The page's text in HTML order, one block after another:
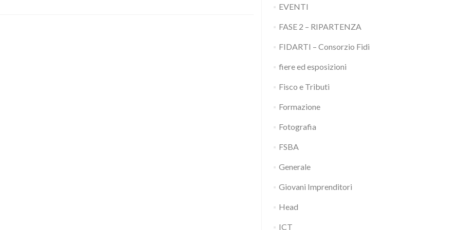
EVENTI
FASE 2 – RIPARTENZA
FIDARTI – Consorzio Fidi
fiere ed esposizioni
Fisco e Tributi
Formazione
Fotografia
FSBA
Generale
Giovani Imprenditori
Head
ICT